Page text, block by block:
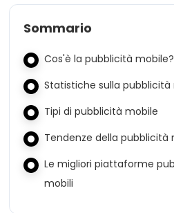
Sommario
Cos'è la pubblicità mobile?
Statistiche sulla pubblicità
Tipi di pubblicità mobile
Tendenze della pubblicità
Le migliori piattaforme
mobili